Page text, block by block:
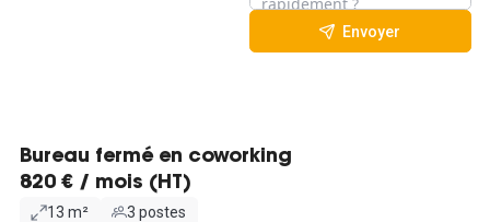
Envoyer
Bureau fermé en coworking
820 € / mois (HT)
13 m²
3 postes